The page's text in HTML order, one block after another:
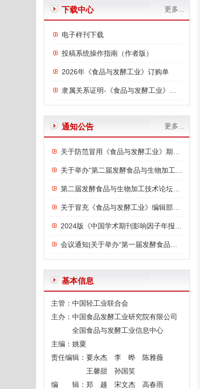
下载中心 更多...
电子样刊下载
投稿系统操作指南（作者版）
2026年《食品与发酵工业》订购单
通知公告 更多...
基本信息
主管：中国轻工业联合会
主办：中国食品发酵工业研究院有限公司
全国食品与发酵工业信息中心
主编：姚粟
责任编辑：要永杰 李 晔 陈雅薇
王馨甜 孙国笑
编 辑：郑 越 宋文杰 高春雨